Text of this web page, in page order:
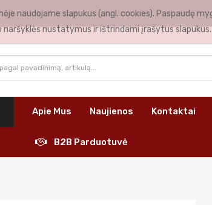
Apie Mus Naujienos Kontaktai
B2B Parduotuvė
naudojame slapukus (angl. cookies). Paspaudę
nustatymus ir ištrindami įrašytus slapukus.